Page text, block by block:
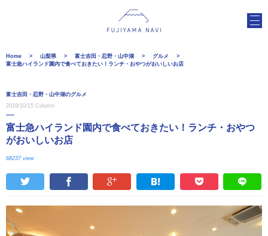
Home 山梨県 富士吉田・忍野・山中湖
グルメ
富士急ハイランド園内で食べておきたい！ランチ・おやつがおいしいお店
富士吉田・忍野・山中湖のグルメ
2019/10/15 Column
富士急ハイランド園内で食べておきたい！ランチ・おやつ
がおいしいお店
68237 view